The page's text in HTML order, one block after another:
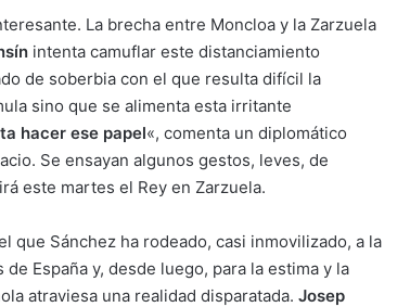
La brecha entre Moncloa y la Zarzuela
intenta camuflar este distanciamiento
de soberbia con el que resulta difícil la
sino que se alimenta esta irritante
hacer ese papel«, comenta un diplomático
Se ensayan algunos gestos, leves, de
este martes el Rey en Zarzuela.
que Sánchez ha rodeado, casi inmovilizado, a la
España y, desde luego, para la estima y la
atraviesa una realidad disparatada. Josep